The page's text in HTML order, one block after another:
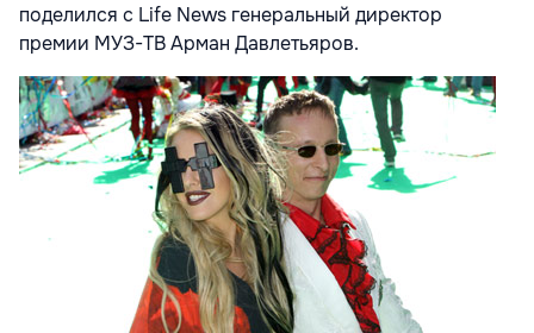
поделился с Life News генеральный директор
премии МУЗ-ТВ Арман Давлетьяров.